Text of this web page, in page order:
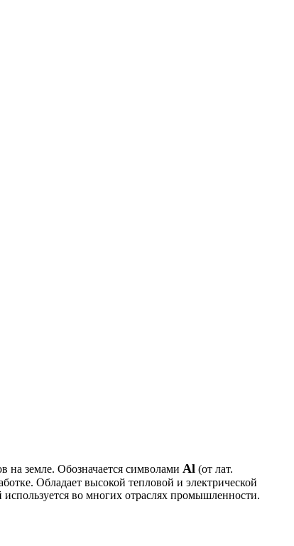
земле. Обозначается символами Al (от лат.
Обладает высокой тепловой и электрической
во многих отраслях промышленности.